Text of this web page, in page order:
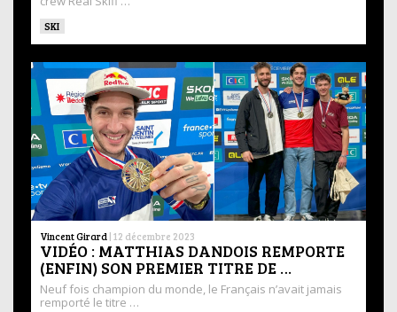
SKI
Vincent Girard | 12 décembre 2023
VIDÉO : MATTHIAS DANDOIS REMPORTE
(ENFIN) SON PREMIER TITRE DE …
Neuf fois champion du monde, le Français n’avait jamais
remporté le titre …